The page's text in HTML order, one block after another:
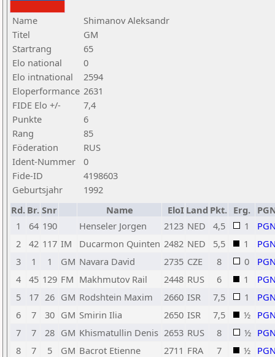
Name
Shimanov Aleksandr
Titel
GM
Startrang
65
Elo national
0
Elo intnational
2594
Eloperformance 2631
FIDE Elo +/-
7,4
Punkte
6
Rang
85
Föderation
RUS
Ident-Nummer
0
Fide-ID
4198603
Geburtsjahr
1992
Rd. Br. Snr Name EloI Land Pkt. Erg.
1
64 190 Henseler Jorgen 2123 NED 4,5 1
2
42 117 IM Ducarmon Quinten 2482 NED 5,5 1
3
1 1 GM Navara David 2735 CZE 8 0
4
45 129 FM Makhmutov Rail 2448 RUS 6 1
5
17 26 GM Rodshtein Maxim 2660 ISR 7,5 1
6
7 30 GM Smirin Ilia 2650 ISR 7,5 ½
7
7 28 GM Khismatullin Denis 2653 RUS 8 ½
8
7 5 GM Bacrot Etienne 2711 FRA 7 ½